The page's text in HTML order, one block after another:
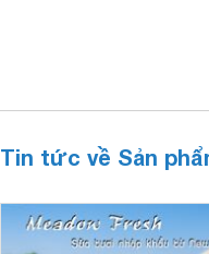
Tin tức về Sản